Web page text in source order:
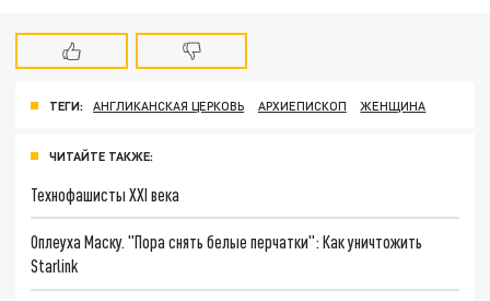
ТЕГИ: АНГЛИКАНСКАЯ ЦЕРКОВЬ АРХИЕПИСКОП ЖЕНЩИНА
ЧИТАЙТЕ ТАКЖЕ:
Технофашисты XXI века
Оплеуха Маску. "Пора снять белые перчатки": Как уничтожить
Starlink